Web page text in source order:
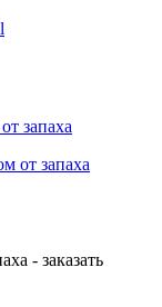
запаха
- заказать